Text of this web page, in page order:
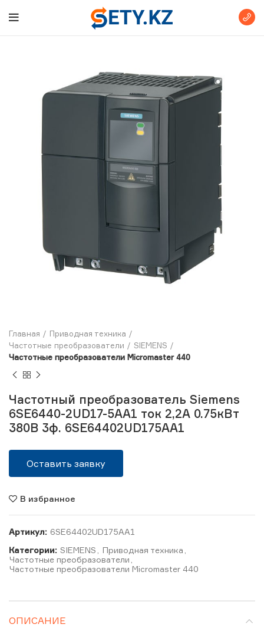
Главная
Приводная техника
Частотные преобразователи
SIEMENS
Частотные преобразователи Micromaster 440
Частотный преобразователь Siemens
6SE6440-2UD17-5AA1 ток 2,2А 0.75кВт
380В 3ф. 6SE64402UD175AA1
Оставить заявку
В избранное
Артикул: 6SE64402UD175AA1
Категории: SIEMENS Приводная техника
Частотные преобразователи
Частотные преобразователи Micromaster 440
ОПИСАНИЕ